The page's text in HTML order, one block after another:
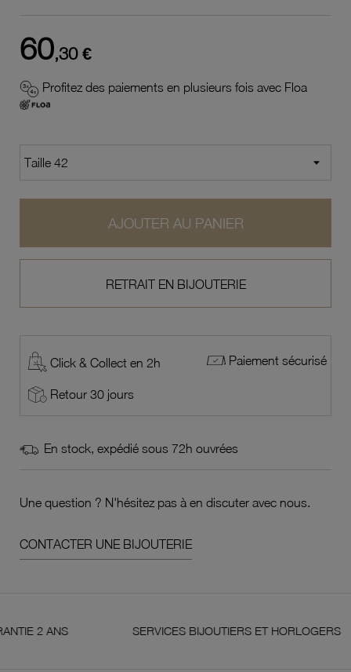
60,30 €
Profitez des paiements en plusieurs fois avec Floa
AJOUTER AU PANIER
RETRAIT EN BIJOUTERIE
Click & Collect en 2h Paiement sécurisé
Retour 30 jours
En stock, expédié sous 72h ouvrées
Une question ? N'hésitez pas à en discuter avec nous.
CONTACTER UNE BIJOUTERIE
ANS SERVICES BIJOUTIERS ET HORLOGERS